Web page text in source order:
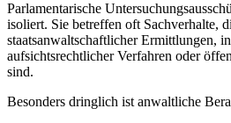
Parlamentarische
isoliert. Sie betreffen oft Sachverhalte,
staatsanwaltschaftlicher Ermittlungen,
aufsichtsrechtlicher Verfahren oder
sind.
Besonders dringlich ist anwaltliche